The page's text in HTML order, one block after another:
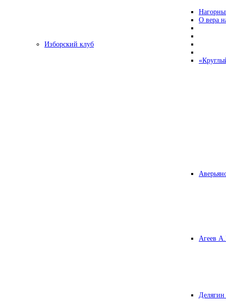
О вера
Изборский клуб
Агеев